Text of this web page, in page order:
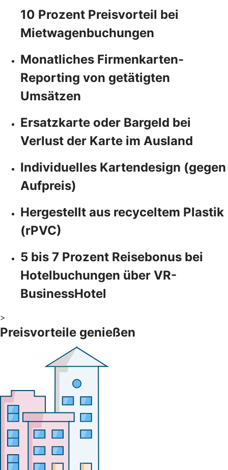
10 Prozent Preisvorteil bei
Mietwagenbuchungen
Monatliches Firmenkarten-
Reporting von getätigten
Umsätzen
Ersatzkarte oder Bargeld bei
Verlust der Karte im Ausland
Individuelles Kartendesign (gegen
Aufpreis)
Hergestellt aus recyceltem Plastik
(rPVC)
5 bis 7 Prozent Reisebonus bei
Hotelbuchungen über VR-
BusinessHotel
>
Preisvorteile genießen